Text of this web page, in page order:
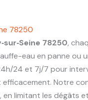
78250
78250,
eau en panne ou
24 et 7j/7 pour
Notre
limitant les dégâts